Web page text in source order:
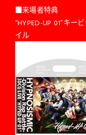
■来場者特典
“HYPED-UP 01”キー
イル